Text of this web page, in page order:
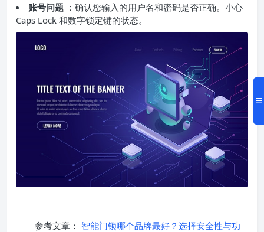
账号问题 ：确认您输入的用户名和密码是否正确。小心
Caps Lock 和数字锁定键的状态。
参考文章： 智能门锁哪个品牌最好？选择安全性与功